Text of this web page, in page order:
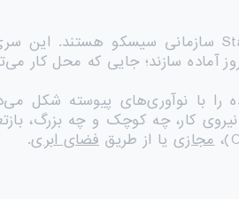
سازند؛ جایی که محل کار
را با نوآوری‌های پیوسته شکل
مجازی یا از طریق فضای ابری.